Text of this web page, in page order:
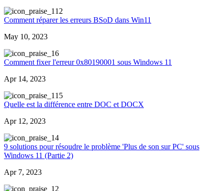
12
Comment réparer les erreurs BSoD dans Win11
May 10, 2023
6
Comment fixer l'erreur 0x80190001 sous Windows 11
Apr 14, 2023
15
Quelle est la différence entre DOC et DOCX
Apr 12, 2023
4
9 solutions pour résoudre le problème 'Plus de son sur PC' sous
Windows 11 (Partie 2)
Apr 7, 2023
2